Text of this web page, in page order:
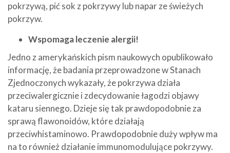
pokrzywą, pić sok z pokrzywy lub napar ze świeżych
pokrzyw.
Wspomaga leczenie alergii!
Jedno z amerykańskich pism naukowych opublikowało
informację, że badania przeprowadzone w Stanach
Zjednoczonych wykazały, że pokrzywa działa
przeciwalergicznie i zdecydowanie łagodzi objawy
kataru siennego. Dzieje się tak prawdopodobnie za
sprawą flawonoidów, które działają
przeciwhistaminowo. Prawdopodobnie duży wpływ ma
na to również działanie immunomodulujące pokrzywy.